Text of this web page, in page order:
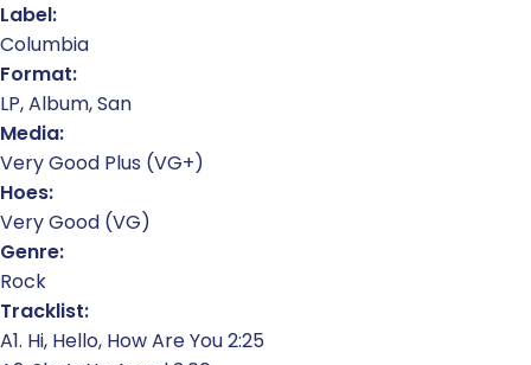
Label:
Columbia
Format:
LP, Album, San
Media:
Very Good Plus (VG+)
Hoes:
Very Good (VG)
Genre:
Rock
Tracklist:
A1. Hi, Hello, How Are You 2:25